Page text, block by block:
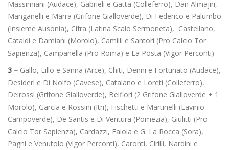
Massimiani (Audace), Gabrieli e Gatta (Colleferro), Dan Almajiri,
Manganelli e Marra (Grifone Gialloverde), Di Federico e Palumbo
(Insieme Ausonia), Cifra (Latina Scalo Sermoneta), Castellano,
Cataldi e Damiani (Morolo), Camilli e Santori (Pro Calcio Tor
Sapienza), Campanella (Pro Roma) e La Posta (Vigor Perconti)
3 – Gallo, Lillo e Sanna (Arce), Chiti, Denni e Fortunato (Audace),
Desideri e Di Nolfo (Cavese), Catalano e Loreti (Colleferro),
Deirossi (Grifone Gialloverde), Belfiori (2 Grifone Gialloverde + 1
Morolo), Garcia e Rossini (Itri), Fischetti e Martinelli (Lavinio
Campoverde), De Santis e Di Ventura (Pomezia), Giulitti (Pro
Calcio Tor Sapienza), Cardazzi, Faiola e G. La Rocca (Sora),
Pagni e Venutolo (Vigor Perconti), Caronti, Cirilli, Nardini e